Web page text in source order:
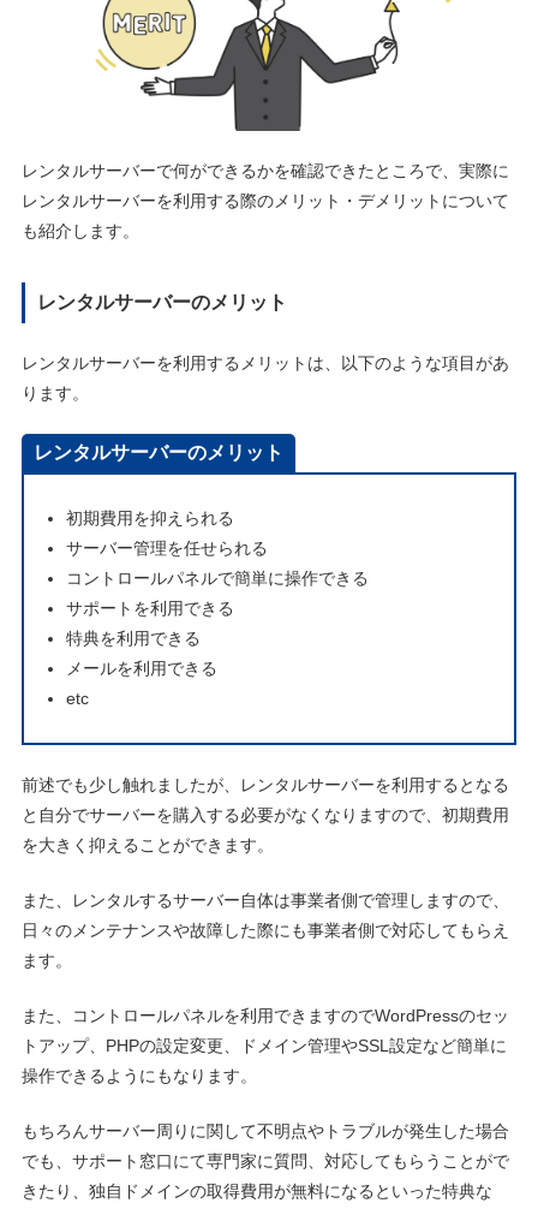
レンタルサーバーで何ができるかを確認できたところで、実際に
レンタルサーバーを利用する際のメリット・デメリットについて
も紹介します。
レンタルサーバーのメリット
レンタルサーバーを利用するメリットは、以下のような項目があ
ります。
レンタルサーバーのメリット
初期費用を抑えられる
サーバー管理を任せられる
コントロールパネルで簡単に操作できる
サポートを利用できる
特典を利用できる
メールを利用できる
etc
前述でも少し触れましたが、レンタルサーバーを利用するとなる
と自分でサーバーを購入する必要がなくなりますので、初期費用
を大きく抑えることができます。
また、レンタルするサーバー自体は事業者側で管理しますので、
日々のメンテナンスや故障した際にも事業者側で対応してもらえ
ます。
また、コントロールパネルを利用できますのでWordPressのセッ
トアップ、PHPの設定変更、ドメイン管理やSSL設定など簡単に
操作できるようにもなります。
もちろんサーバー周りに関して不明点やトラブルが発生した場合
でも、サポート窓口にて専門家に質問、対応してもらうことがで
きたり、独自ドメインの取得費用が無料になるといった特典な